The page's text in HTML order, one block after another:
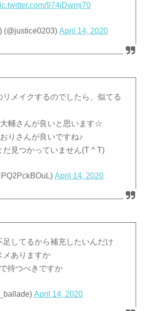
974jDwmj70
(@justice0203)April 14, 2020
リメイクするのでしたら、似てる
大輔さんが良いと思います☆
りさんが良いですね♪
だ見つかっていません(T ^ T)
April 14, 2020
足してるから補充したいんだけ
メありますか
待つべきですか
April 14, 2020